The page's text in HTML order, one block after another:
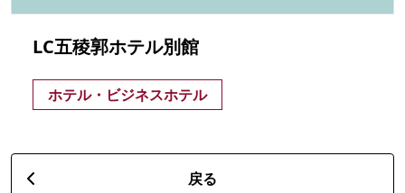
LC五稜郭ホテル別館
ホテル・ビジネスホテル
戻る